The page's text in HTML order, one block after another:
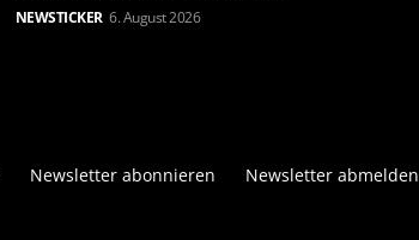
NEWSTICKER 6. August 2026
Newsletter abonnieren Newsletter abmelden